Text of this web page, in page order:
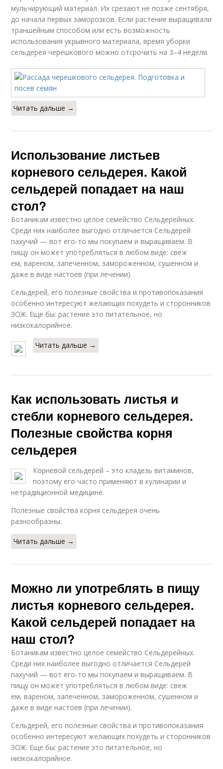
мульчирующий материал. Их срезают не позже сентября,
до начала первых заморозков. Если растение выращивали
траншейным способом или есть возможность
использования укрывного материала, время уборки
сельдерея черешкового можно отсрочить на 3–4 недели.
Читать дальше →
Использование листьев
корневого сельдерея. Какой
сельдерей попадает на наш
стол?
Ботаникам известно целое семейство Сельдерейных.
Среди них наиболее выгодно отличается Сельдерей
пахучий — вот его-то мы покупаем и выращиваем. В
пищу он может употребляться в любом виде: свеж
ем, вареном, запеченном, замороженном, сушенном и
даже в виде настоев (при лечении).
Сельдерей, его полезные свойства и противопоказания
особенно интересуют желающих похудеть и сторонников
ЗОЖ. Еще бы: растение это питательное, но
низкокалорийное.
Читать дальше →
Как использовать листья и
стебли корневого сельдерея.
Полезные свойства корня
сельдерея
Корневой сельдерей – это кладезь витаминов,
поэтому его часто применяют в кулинарии и
нетрадиционной медицине.
Полезные свойства корня сельдерея очень
разнообразны:
Читать дальше →
Можно ли употреблять в пищу
листья корневого сельдерея.
Какой сельдерей попадает на
наш стол?
Ботаникам известно целое семейство Сельдерейных.
Среди них наиболее выгодно отличается Сельдерей
пахучий — вот его-то мы покупаем и выращиваем. В
пищу он может употребляться в любом виде: свеж
ем, вареном, запеченном, замороженном, сушенном и
даже в виде настоев (при лечении).
Сельдерей, его полезные свойства и противопоказания
особенно интересуют желающих похудеть и сторонников
ЗОЖ. Еще бы: растение это питательное, но
низкокалорийное.